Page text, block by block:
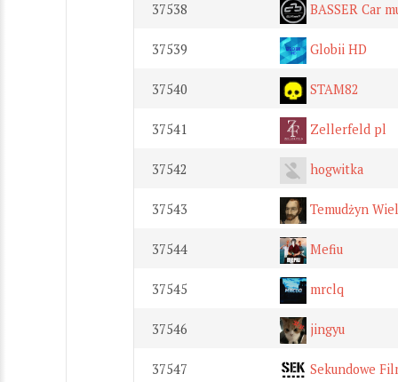
37538 BASSER Car
37539 Globii HD
37540 STAM82
37541 Zellerfeld pl
37542 hogwitka
37543 Temudżyn
37544 Mefiu
37545 mrclq
37546 jingyu
37547 Sekundowe